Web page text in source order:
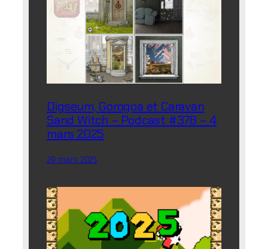
Digseum, Gorogoa et Caravan
Sand Witch – Podcast #378 – 4
mars 2025
29 mars 2025